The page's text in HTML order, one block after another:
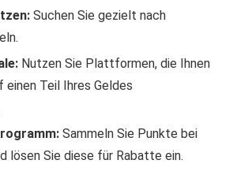
Suchen Sie gezielt nach
Nutzen Sie Plattformen, die Ihnen
einen Teil Ihres Geldes
Sammeln Sie Punkte bei
lösen Sie diese für Rabatte ein.